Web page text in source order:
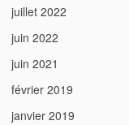
juillet 2022
juin 2022
juin 2021
février 2019
janvier 2019